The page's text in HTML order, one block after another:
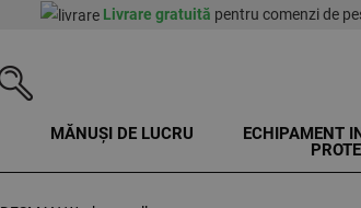
Livrare gratuită pentru comenzi de
MĂNUȘI DE LUCRU
ECHIPAMENT